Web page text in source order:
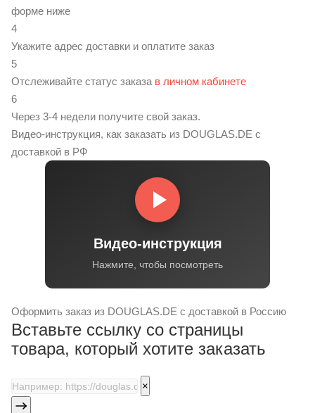
форме ниже
4
Укажите адрес доставки и оплатите заказ
5
Отслеживайте статус заказа в личном кабинете
6
Через 3-4 недели получите свой заказ.
Видео-инструкция, как заказать из DOUGLAS.DE с
доставкой в РФ
Видео-инструкция
Нажмите, чтобы посмотреть
Оформить заказ из DOUGLAS.DE с доставкой в Россию
Вставьте ссылку со страницы
товара, который хотите заказать
×